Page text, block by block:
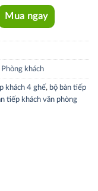
Mua ngay
Phòng khách
khách 4 ghế, bộ bàn tiếp
tiếp khách văn phòng